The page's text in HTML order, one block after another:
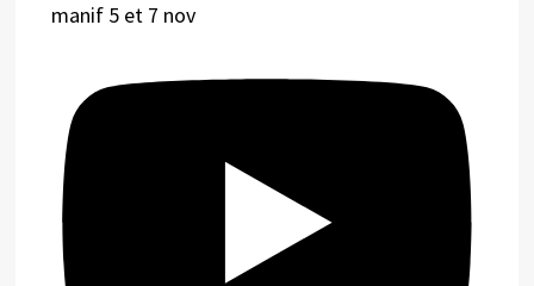
manif 5 et 7 nov